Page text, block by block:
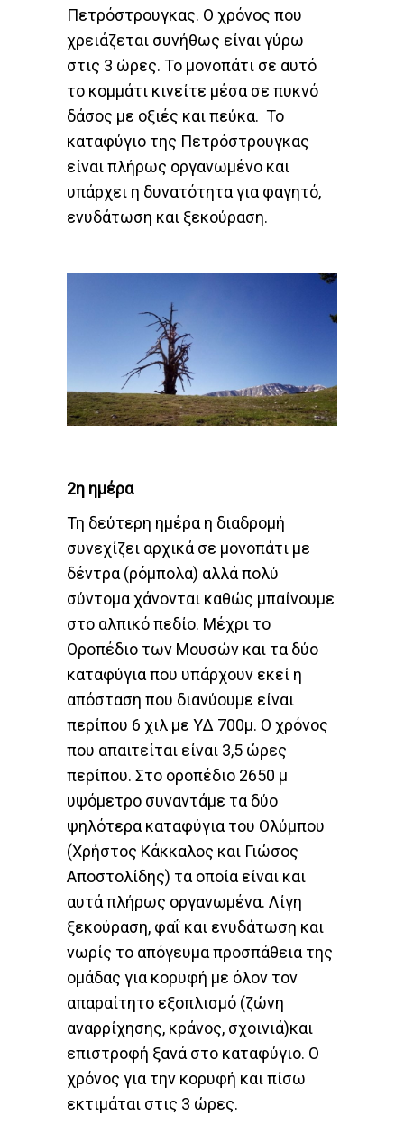
Πετρόστρουγκας. Ο χρόνος που
χρειάζεται συνήθως είναι γύρω
στις 3 ώρες. Το μονοπάτι σε αυτό
το κομμάτι κινείτε μέσα σε πυκνό
δάσος με οξιές και πεύκα. Το
καταφύγιο της Πετρόστρουγκας
είναι πλήρως οργανωμένο και
υπάρχει η δυνατότητα για φαγητό,
ενυδάτωση και ξεκούραση.
2η ημέρα
Τη δεύτερη ημέρα η διαδρομή
συνεχίζει αρχικά σε μονοπάτι με
δέντρα (ρόμπολα) αλλά πολύ
σύντομα χάνονται καθώς μπαίνουμε
στο αλπικό πεδίο. Μέχρι το
Οροπέδιο των Μουσών και τα δύο
καταφύγια που υπάρχουν εκεί η
απόσταση που διανύουμε είναι
περίπου 6 χιλ με ΥΔ 700μ. Ο χρόνος
που απαιτείται είναι 3,5 ώρες
περίπου. Στο οροπέδιο 2650 μ
υψόμετρο συναντάμε τα δύο
ψηλότερα καταφύγια του Ολύμπου
(Χρήστος Κάκκαλος και Γιώσος
Αποστολίδης) τα οποία είναι και
αυτά πλήρως οργανωμένα. Λίγη
ξεκούραση, φαΐ και ενυδάτωση και
νωρίς το απόγευμα προσπάθεια της
ομάδας για κορυφή με όλον τον
απαραίτητο εξοπλισμό (ζώνη
αναρρίχησης, κράνος, σχοινιά)και
επιστροφή ξανά στο καταφύγιο. Ο
χρόνος για την κορυφή και πίσω
εκτιμάται στις 3 ώρες.